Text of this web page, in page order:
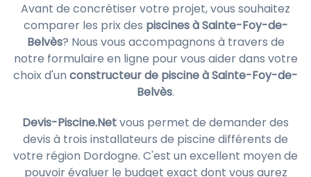
Avant de concrétiser votre projet, vous souhaitez
comparer les prix des piscines à Sainte-Foy-de-
Belvès? Nous vous accompagnons à travers de
notre formulaire en ligne pour vous aider dans votre
choix d'un constructeur de piscine à Sainte-Foy-de-
Belvès.
Devis-Piscine.Netvous permet de demander des
devis à trois installateurs de piscine différents de
votre région Dordogne. C'est un excellent moyen de
pouvoir évaluer le budget exact dont vous aurez